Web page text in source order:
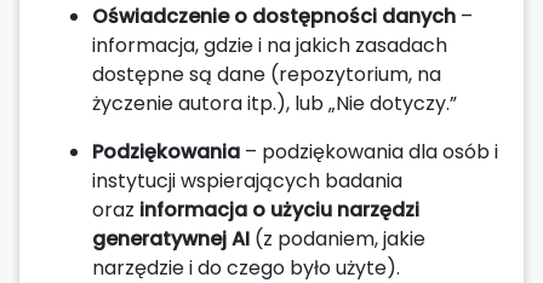
Oświadczenie o dostępności danych –
informacja, gdzie i na jakich zasadach
dostępne są dane (repozytorium, na
życzenie autora itp.), lub „Nie dotyczy.”
Podziękowania – podziękowania dla osób i
instytucji wspierających badania
oraz informacja o użyciu narzędzi
generatywnej AI (z podaniem, jakie
narzędzie i do czego było użyte).